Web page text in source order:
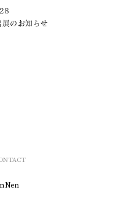
のお知らせ